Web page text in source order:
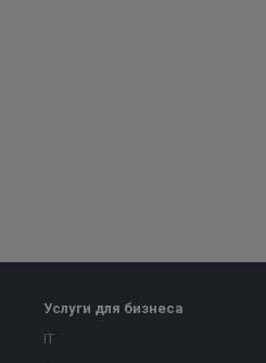
Услуги для бизнеса
IT